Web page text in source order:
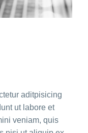
aditpisicing
ut labore et
veniam, quis